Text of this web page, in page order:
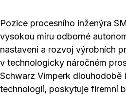
Pozice procesního inženýra
vysokou míru odborné
nastavení a rozvoj výrobních
v technologicky náročném
Schwarz Vimperk dlouhodobě
technologií, poskytuje firemní